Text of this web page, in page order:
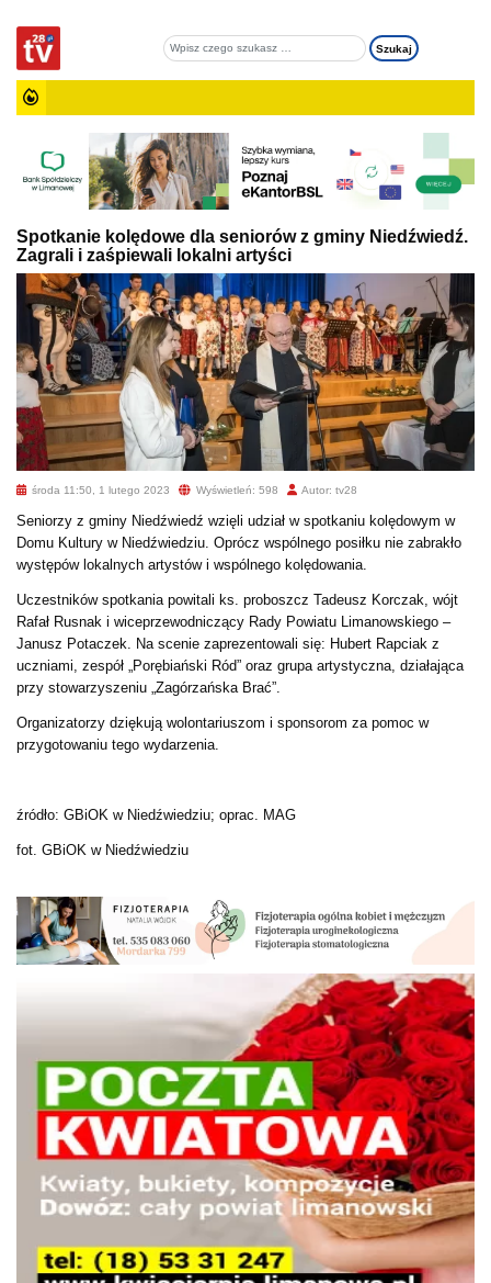
Spotkanie kolędowe dla seniorów z gminy Niedźwiedź.
Zagrali i zaśpiewali lokalni artyści
środa 11:50, 1 lutego 2023 Wyświetleń: 598 Autor: tv28
Seniorzy z gminy Niedźwiedź wzięli udział w spotkaniu kolędowym w
Domu Kultury w Niedźwiedziu. Oprócz wspólnego posiłku nie zabrakło
występów lokalnych artystów i wspólnego kolędowania.
Uczestników spotkania powitali ks. proboszcz Tadeusz Korczak, wójt
Rafał Rusnak i wiceprzewodniczący Rady Powiatu Limanowskiego –
Janusz Potaczek. Na scenie zaprezentowali się: Hubert Rapciak z
uczniami, zespół „Porębiański Ród” oraz grupa artystyczna, działająca
przy stowarzyszeniu „Zagórzańska Brać”.
Organizatorzy dziękują wolontariuszom i sponsorom za pomoc w
przygotowaniu tego wydarzenia.
źródło: GBiOK w Niedźwiedziu; oprac. MAG
fot. GBiOK w Niedźwiedziu